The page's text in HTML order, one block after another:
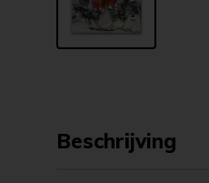
Beschrijving